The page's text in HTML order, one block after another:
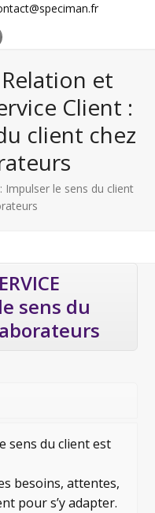
Relation et
Client :
client chez
Impulser le sens du client
sens du
sens du client est
besoins, attentes,
pour s’y adapter.